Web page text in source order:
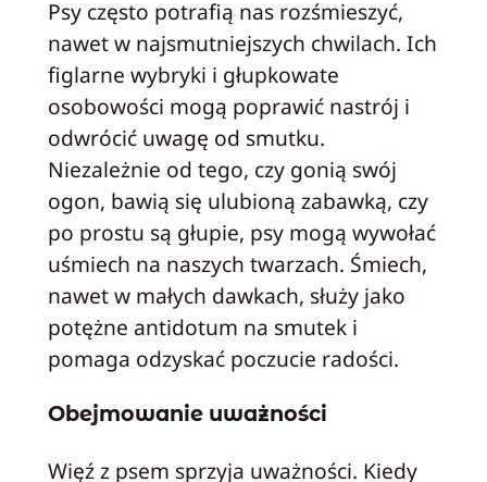
Psy często potrafią nas rozśmieszyć,
nawet w najsmutniejszych chwilach. Ich
figlarne wybryki i głupkowate
osobowości mogą poprawić nastrój i
odwrócić uwagę od smutku.
Niezależnie od tego, czy gonią swój
ogon, bawią się ulubioną zabawką, czy
po prostu są głupie, psy mogą wywołać
uśmiech na naszych twarzach. Śmiech,
nawet w małych dawkach, służy jako
potężne antidotum na smutek i
pomaga odzyskać poczucie radości.
Obejmowanie uważności
Więź z psem sprzyja uważności. Kiedy